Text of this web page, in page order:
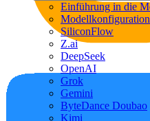
Einführung in die
SiliconFlow
Z.ai
DeepSeek
OpenAI
Grok
Gemini
ByteDance Doubao
Kimi